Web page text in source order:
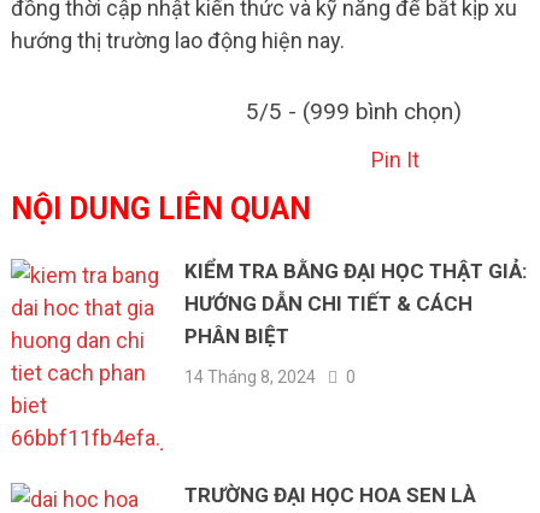
đồng thời cập nhật kiến thức và kỹ năng để bắt kịp xu
hướng thị trường lao động hiện nay.
5/5 - (999 bình chọn)
Pin It
NỘI DUNG LIÊN QUAN
KIỂM TRA BẰNG ĐẠI HỌC THẬT GIẢ:
HƯỚNG DẪN CHI TIẾT & CÁCH
PHÂN BIỆT
14 Tháng 8, 2024 0
TRƯỜNG ĐẠI HỌC HOA SEN LÀ